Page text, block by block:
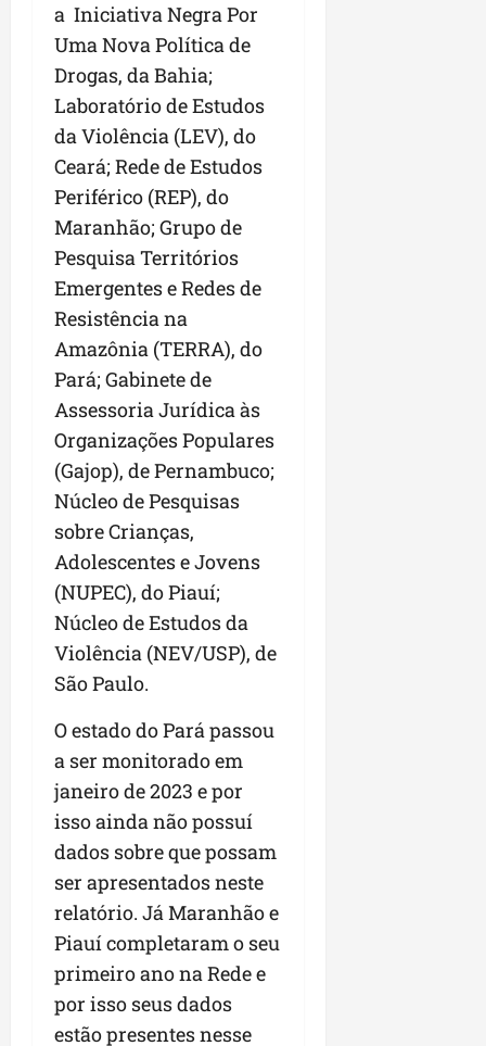
a Iniciativa Negra Por
Uma Nova Política de
Drogas, da Bahia;
Laboratório de Estudos
da Violência (LEV), do
Ceará; Rede de Estudos
Periférico (REP), do
Maranhão; Grupo de
Pesquisa Territórios
Emergentes e Redes de
Resistência na
Amazônia (TERRA), do
Pará; Gabinete de
Assessoria Jurídica às
Organizações Populares
(Gajop), de Pernambuco;
Núcleo de Pesquisas
sobre Crianças,
Adolescentes e Jovens
(NUPEC), do Piauí;
Núcleo de Estudos da
Violência (NEV/USP), de
São Paulo.
O estado do Pará passou
a ser monitorado em
janeiro de 2023 e por
isso ainda não possuí
dados sobre que possam
ser apresentados neste
relatório. Já Maranhão e
Piauí completaram o seu
primeiro ano na Rede e
por isso seus dados
estão presentes nesse